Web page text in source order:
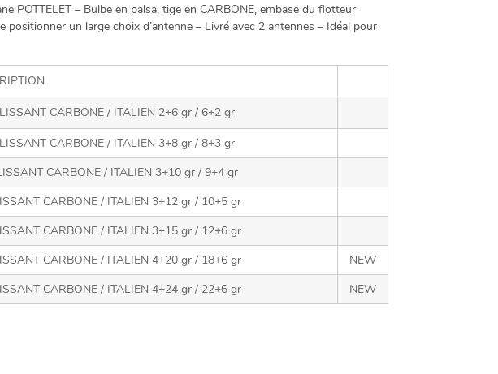
POTTELET – Bulbe en balsa, tige en CARBONE, embase du flotteur
un large choix d’antenne – Livré avec 2 antennes – Idéal pour
CARBONE / ITALIEN 2+6 gr / 6+2 gr
CARBONE / ITALIEN 3+8 gr / 8+3 gr
CARBONE / ITALIEN 3+10 gr / 9+4 gr
CARBONE / ITALIEN 3+12 gr / 10+5 gr
CARBONE / ITALIEN 3+15 gr / 12+6 gr
CARBONE / ITALIEN 4+20 gr / 18+6 gr
NEW
CARBONE / ITALIEN 4+24 gr / 22+6 gr NEW